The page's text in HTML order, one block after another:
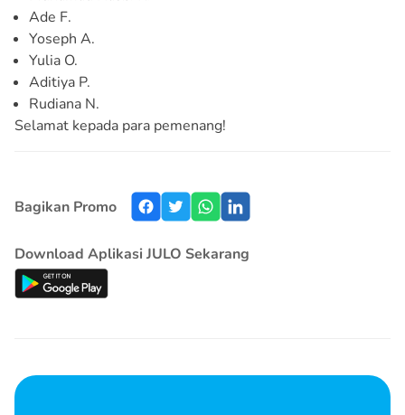
Ade F.
Yoseph A.
Yulia O.
Aditiya P.
Rudiana N.
Selamat kepada para pemenang!
Bagikan Promo
Download Aplikasi JULO Sekarang